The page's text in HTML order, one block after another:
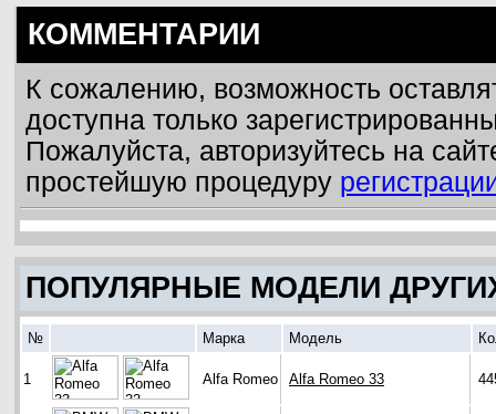
КОММЕНТАРИИ
К сожалению, возможность
доступна только
Пожалуйста, авторизуйтесь на
простейшую процедуру
ПОПУЛЯРНЫЕ МОДЕЛИ
№ Марка Модель
1 Alfa Romeo Alfa Romeo 33